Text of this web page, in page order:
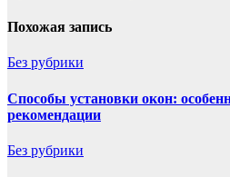
Похожая запись
Без рубрики
Способы установки окон:
рекомендации
Без рубрики